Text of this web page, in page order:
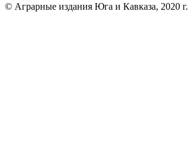
© Аграрные издания Юга и Кавказа, 2020 г.